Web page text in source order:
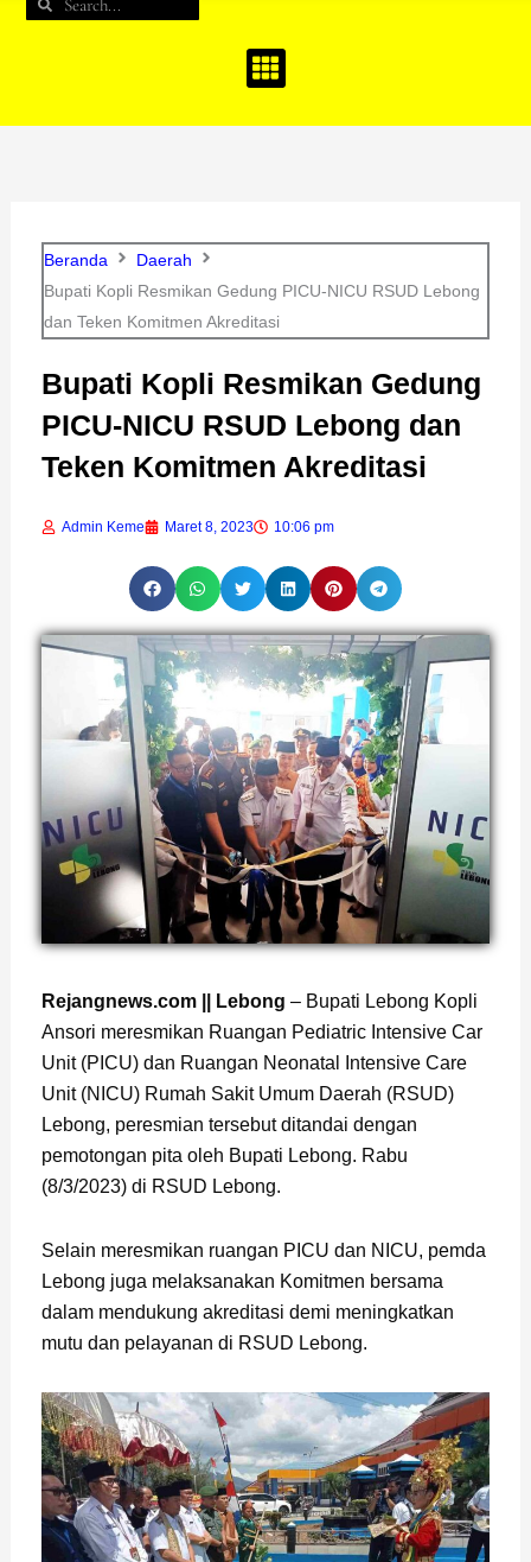
Beranda
Daerah
Bupati Kopli Resmikan Gedung PICU-NICU RSUD Lebong
dan Teken Komitmen Akreditasi
Bupati Kopli Resmikan Gedung
PICU-NICU RSUD Lebong dan
Teken Komitmen Akreditasi
Admin Keme Maret 8, 2023 10:06 pm
Rejangnews.com || Lebong – Bupati Lebong Kopli
Ansori meresmikan Ruangan Pediatric Intensive Car
Unit (PICU) dan Ruangan Neonatal Intensive Care
Unit (NICU) Rumah Sakit Umum Daerah (RSUD)
Lebong, peresmian tersebut ditandai dengan
pemotongan pita oleh Bupati Lebong. Rabu
(8/3/2023) di RSUD Lebong.
Selain meresmikan ruangan PICU dan NICU, pemda
Lebong juga melaksanakan Komitmen bersama
dalam mendukung akreditasi demi meningkatkan
mutu dan pelayanan di RSUD Lebong.
Page
, Page
, Page
, Page